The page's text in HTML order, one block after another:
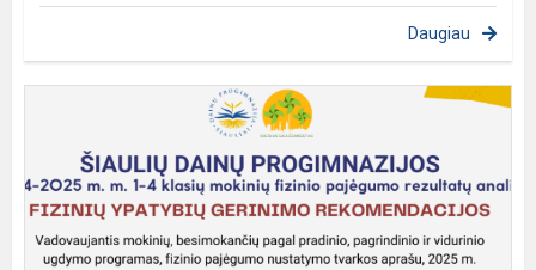
Daugiau